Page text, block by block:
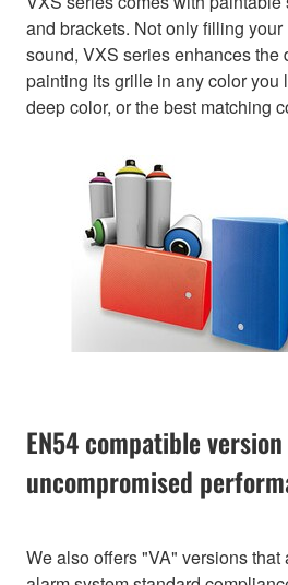
and brackets. Not only filling
sound, VXS series enhances the
painting its grille in any color you
deep color, or the best matching
EN54 compatible
uncompromised
We also offers "VA" versions